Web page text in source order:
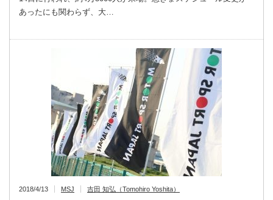
あったにも関わらず、大…
2018/4/13 MSJ 吉田 知弘（Tomohiro Yoshita）